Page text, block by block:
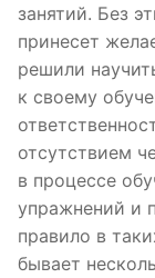
занятий. Без
принесет
решили
к своему
отсутствием
в процессе
упражнений и
правило в
бывает